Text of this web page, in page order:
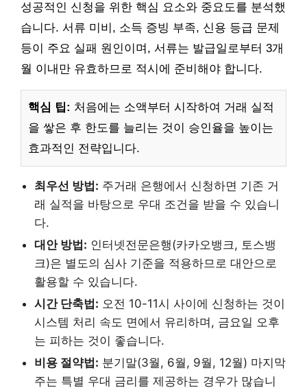
성공적인 신청을 위한 핵심 요소와 중요도를 분석했
습니다. 서류 미비, 소득 증빙 부족, 신용 등급 문제
등이 주요 실패 원인이며, 서류는 발급일로부터 3개
월 이내만 유효하므로 적시에 준비해야 합니다.
핵심 팁: 처음에는 소액부터 시작하여 거래 실적
을 쌓은 후 한도를 늘리는 것이 승인율을 높이는
효과적인 전략입니다.
최우선 방법: 주거래 은행에서 신청하면 기존 거
래 실적을 바탕으로 우대 조건을 받을 수 있습니
다.
대안 방법: 인터넷전문은행(카카오뱅크, 토스뱅
크)은 별도의 심사 기준을 적용하므로 대안으로
활용할 수 있습니다.
시간 단축법: 오전 10-11시 사이에 신청하는 것이
시스템 처리 속도 면에서 유리하며, 금요일 오후
는 피하는 것이 좋습니다.
비용 절약법: 분기말(3월, 6월, 9월, 12월) 마지막
주는 특별 우대 금리를 제공하는 경우가 많습니